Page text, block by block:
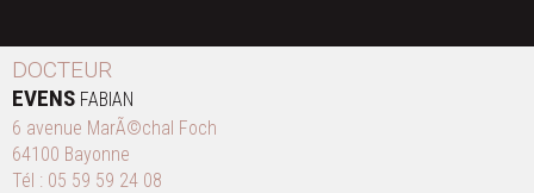
DOCTEUR
EVENS FABIAN
6 avenue MarÃ©chal Foch
64100 Bayonne
Tél : 05 59 59 24 08